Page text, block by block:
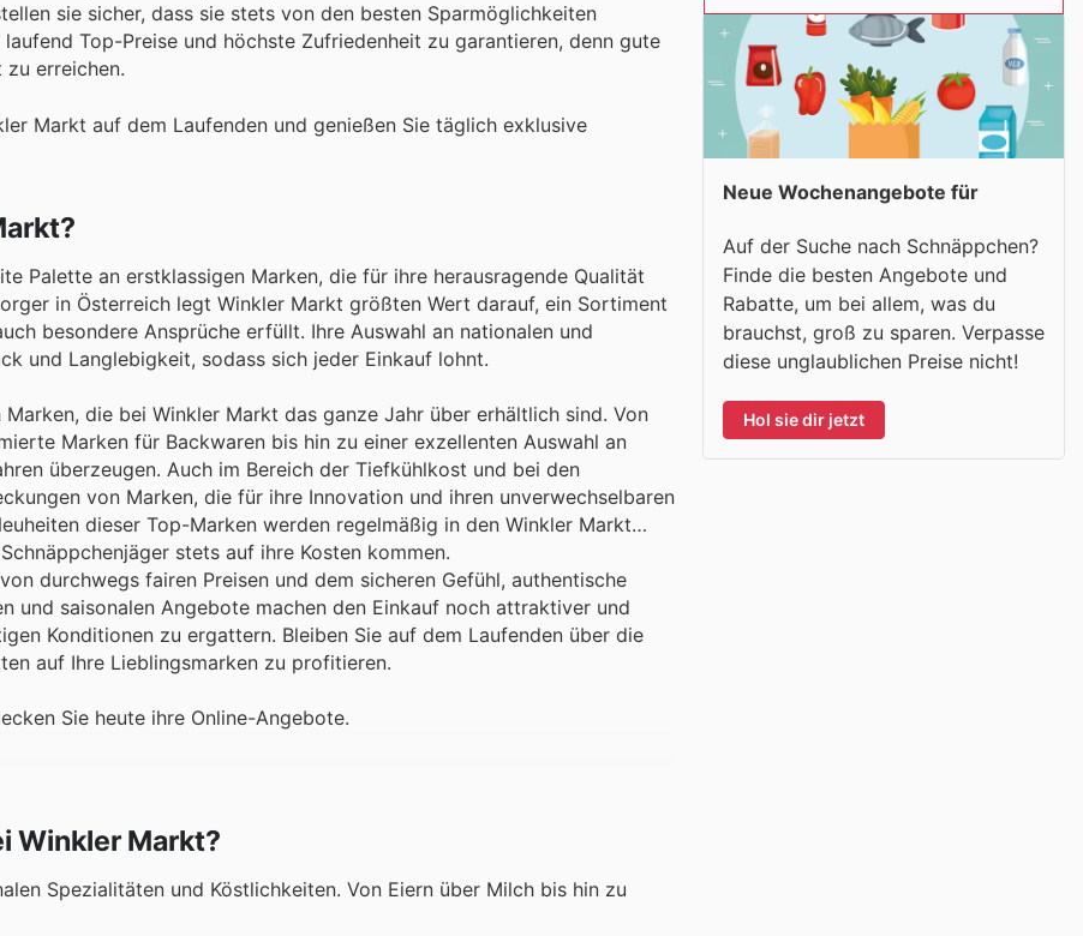
sie sicher, dass sie stets von den besten Sparmöglichkeiten
Top-Preise und höchste Zufriedenheit zu garantieren, denn gute
erreichen.
Markt auf dem Laufenden und genießen Sie täglich exklusive
Palette an erstklassigen Marken, die für ihre herausragende Qualität
in Österreich legt Winkler Markt größten Wert darauf, ein Sortiment
besondere Ansprüche erfüllt. Ihre Auswahl an nationalen und
und Langlebigkeit, sodass sich jeder Einkauf lohnt.
die bei Winkler Markt das ganze Jahr über erhältlich sind. Von
Marken für Backwaren bis hin zu einer exzellenten Auswahl an
überzeugen. Auch im Bereich der Tiefkühlkost und bei den
von Marken, die für ihre Innovation und ihren unverwechselbaren
dieser Top-Marken werden regelmäßig in den Winkler Markt
stets auf ihre Kosten kommen.
durchwegs fairen Preisen und dem sicheren Gefühl, authentische
und saisonalen Angebote machen den Einkauf noch attraktiver und
Konditionen zu ergattern. Bleiben Sie auf dem Laufenden über die
auf Ihre Lieblingsmarken zu profitieren.
Sie heute ihre Online-Angebote.
Winkler Markt?
Spezialitäten und Köstlichkeiten. Von Eiern über Milch bis hin zu
Neue Wochenangebote für
Auf der Suche nach Schnäppchen?
Finde die besten Angebote und
Rabatte, um bei allem, was du
brauchst, groß zu sparen. Verpasse
diese unglaublichen Preise nicht!
Hol sie dir jetzt